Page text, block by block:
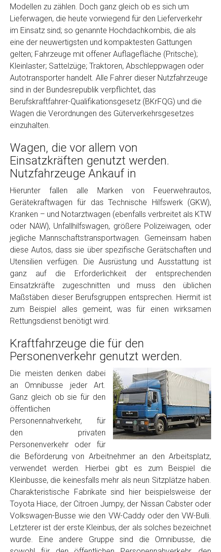
Foto Nr. 2
Foto Nr. 3
Sonstiges
Fertig
Wie viel ist 10+2 ?
Modellen zu zählen. Doch ganz gleich ob es sich um
Lieferwagen, die heute vorwiegend für den Lieferverkehr
im Einsatz sind; so genannte Hochdachkombis, die als
eine der neuwertigsten und kompaktesten Gattungen
gelten; Fahrzeuge mit offener Auflagefläche (Pritsche);
Kleinlaster; Sattelzüge; Traktoren, Abschleppwagen oder
Autotransporter handelt. Alle Fahrer dieser Nutzfahrzeuge
sind in der Bundesrepublik verpflichtet, das
Berufskraftfahrer-Qualifikationsgesetz (BKrFQG) und die
Wagen die Verordnungen des Güterverkehrsgesetzes
einzuhalten.
Wagen, die vor allem von
Einsatzkräften genutzt werden.
Nutzfahrzeuge Ankauf in
Hierunter fallen alle Marken von Feuerwehrautos,
Gerätekraftwagen für das Technische Hilfswerk (GKW),
Kranken – und Notarztwagen (ebenfalls verbreitet als KTW
oder NAW), Unfallhilfswagen, größere Polizeiwagen, oder
jegliche Mannschaftstransportwagen. Gemeinsam haben
diese Autos, dass sie über spezifische Gerätschaften und
Utensilien verfügen. Die Ausrüstung und Ausstattung ist
ganz auf die Erforderlichkeit der entsprechenden
Einsatzkräfte zugeschnitten und muss den üblichen
Maßstäben dieser Berufsgruppen entsprechen. Hiermit ist
zum Beispiel alles gemeint, was für einen wirksamen
Rettungsdienst benötigt wird.
Kraftfahrzeuge die für den
Personenverkehr genutzt werden.
Die meisten denken dabei
an Omnibusse jeder Art.
Ganz gleich ob sie für den
öffentlichen
Personennahverkehr, für
den privaten
Personenverkehr oder für
die Beförderung von Arbeitnehmer an den Arbeitsplatz,
verwendet werden. Hierbei gibt es zum Beispiel die
Kleinbusse, die keinesfalls mehr als neun Sitzplätze haben.
Charakteristische Fabrikate sind hier beispielsweise der
Toyota Hiace, der Citroen Jumpy, der Nissan Cabster oder
Volkswagen-Busse wie den VW-Caddy oder den VW-Bulli.
Letzterer ist der erste Kleinbus, der als solches bezeichnet
wurde. Eine andere Gruppe sind die Omnibusse, die